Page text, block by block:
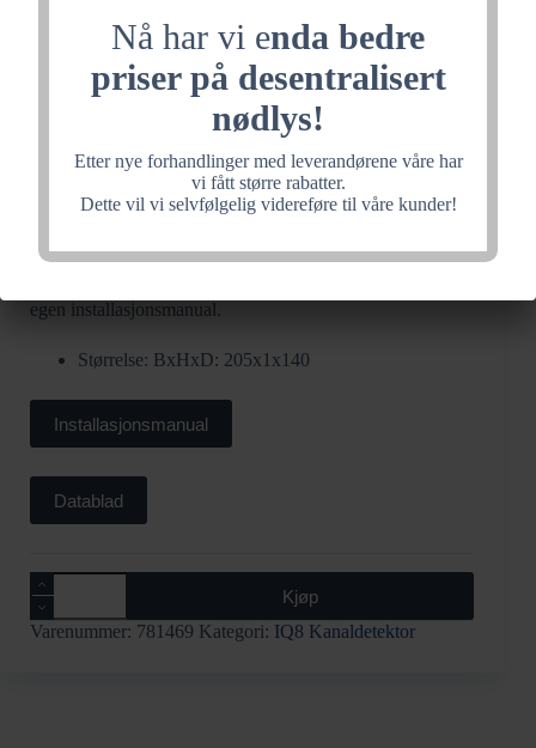
Nå har vi enda bedre
priser på desentralisert
nødlys!
Etter nye forhandlinger med leverandørene våre har
vi fått større rabatter.
Dette vil vi selvfølgelig videreføre til våre kunder!
Monteringsbrakett –
kanaldetektormodul
å kunne tilpasses den aktuelle installasjon. Benytt
egen installasjonsmanual.
Størrelse: BxHxD: 205x1x140
Installasjonsmanual
Datablad
Monteringsbrakett
-
kanaldetektormodul
antall
Kjøp
Varenummer: 781469 Kategori: IQ8 Kanaldetektor